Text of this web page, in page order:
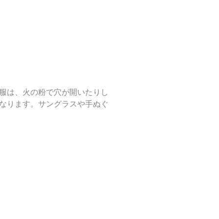
は、火の粉で穴が開いたりし
ります。サングラスや手ぬぐ